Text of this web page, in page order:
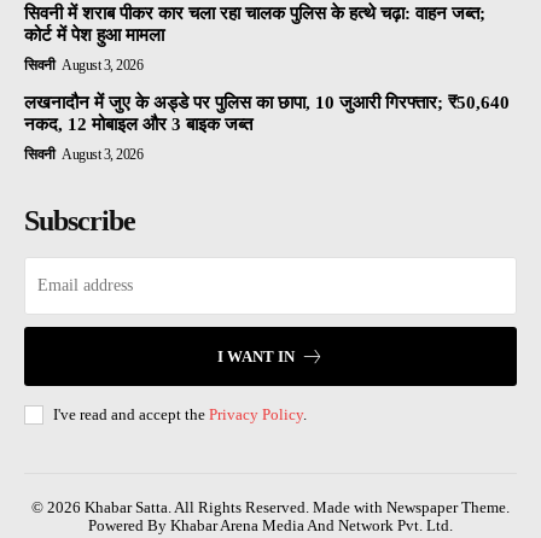
सिवनी में शराब पीकर कार चला रहा चालक पुलिस के हत्थे चढ़ा: वाहन जब्त;
कोर्ट में पेश हुआ मामला
सिवनी August 3, 2026
लखनादौन में जुए के अड्डे पर पुलिस का छापा, 10 जुआरी गिरफ्तार; ₹50,640
नकद, 12 मोबाइल और 3 बाइक जब्त
सिवनी August 3, 2026
Subscribe
I WANT IN
I've read and accept the Privacy Policy.
© 2026 Khabar Satta. All Rights Reserved. Made with Newspaper Theme.
Powered By Khabar Arena Media And Network Pvt. Ltd.